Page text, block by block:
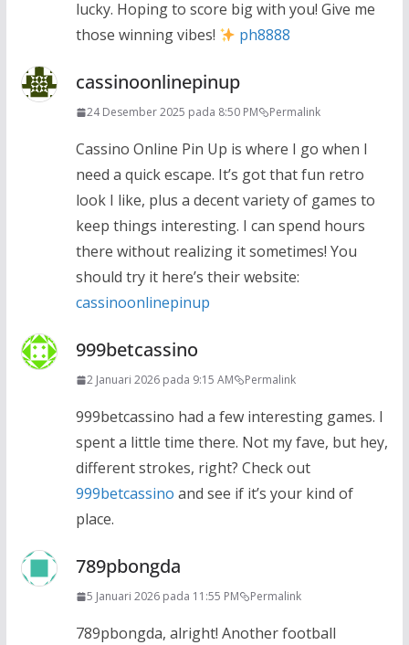
lucky. Hoping to score big with you! Give me
those winning vibes!
ph8888
cassinoonlinepinup
24 Desember 2025 pada 8:50 PM Permalink
Cassino Online Pin Up is where I go when I
need a quick escape. It’s got that fun retro
look I like, plus a decent variety of games to
keep things interesting. I can spend hours
there without realizing it sometimes! You
should try it here’s their website:
cassinoonlinepinup
999betcassino
2 Januari 2026 pada 9:15 AM Permalink
999betcassino had a few interesting games. I
spent a little time there. Not my fave, but hey,
different strokes, right? Check out
999betcassino and see if it’s your kind of
place.
789pbongda
5 Januari 2026 pada 11:55 PM Permalink
789pbongda, alright! Another football